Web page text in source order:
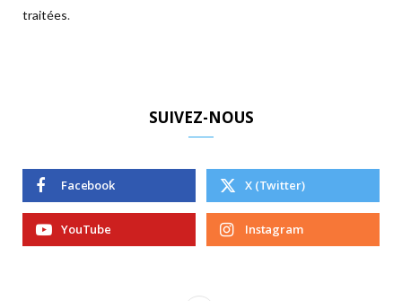
traitées.
SUIVEZ-NOUS
Facebook X (Twitter)
YouTube Instagram